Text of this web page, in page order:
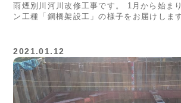
雨煙別川河川改修工事です。 1月から始まりました今回のメイ
ン工種「鋼橋架設工」の様子をお届けします。 まずは架
2021.01.12